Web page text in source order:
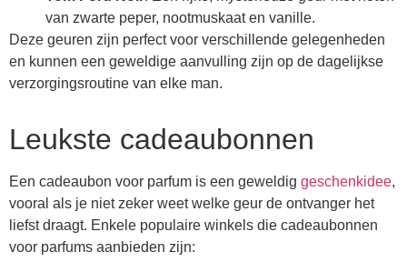
van zwarte peper, nootmuskaat en vanille.
Deze geuren zijn perfect voor verschillende gelegenheden
en kunnen een geweldige aanvulling zijn op de dagelijkse
verzorgingsroutine van elke man.
Leukste cadeaubonnen
Een cadeaubon voor parfum is een geweldig geschenkidee,
vooral als je niet zeker weet welke geur de ontvanger het
liefst draagt. Enkele populaire winkels die cadeaubonnen
voor parfums aanbieden zijn: